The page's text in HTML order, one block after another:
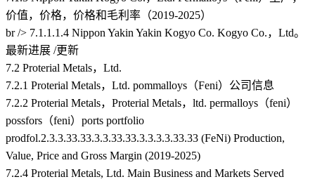
价值，价格，价格和毛利率（2019-2025）
br /> 7.1.1.1.4 Nippon Yakin Yakin Kogyo Co. Kogyo Co.，Ltd。
最新进展 /更新
7.2 Proterial Metals，Ltd.
7.2.1 Proterial Metals，Ltd. pommalloys（Feni）公司信息
7.2.2 Proterial Metals，Proterial Metals，ltd. permalloys（feni）
possfors（feni）ports portfolio
prodfol.2.3.3.33.33.3.3.33.33.3.3.3.3.33.33 (FeNi) Production,
Value, Price and Gross Margin (2019-2025)
7.2.4 Proterial Metals, Ltd. Main Business and Markets Served